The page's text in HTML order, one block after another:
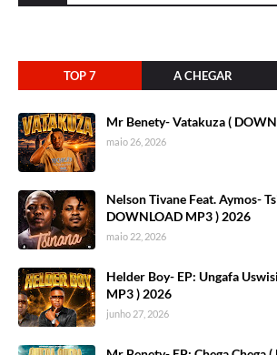
TOP 7 A CHEGAR
Mr Benety- Vatakuza (
maio 26, 2026
Nelson Tivane Feat. Aymos-
DOWNLOAD MP3 ) 2026
maio 22, 2026
Helder Boy- EP: Ungafa
MP3 ) 2026
junho 27, 2026